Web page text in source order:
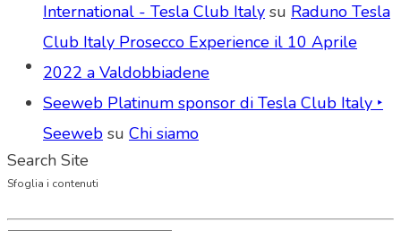
Search Site
International - Tesla Club Italy su Raduno Tesla
Club Italy Prosecco Experience il 10 Aprile
2022 a Valdobbiadene
Seeweb Platinum sponsor di Tesla Club Italy ‣
Seeweb su Chi siamo
Sfoglia i contenuti